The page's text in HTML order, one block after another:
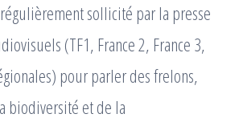
sollicité par la presse
(TF1, France 2, France 3,
pour parler des frelons,
biodiversité et de la